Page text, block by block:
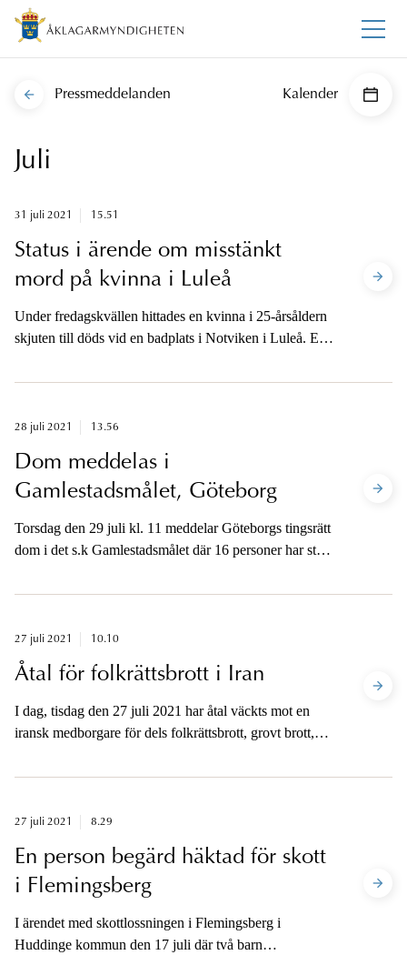
Pressmeddelanden Kalender
Juli
31 juli 2021 15.51
Status i ärende om misstänkt
mord på kvinna i Luleå
Under fredagskvällen hittades en kvinna i 25-årsåldern
skjuten till döds vid en badplats i Notviken i Luleå. En
lördag och är nu anhållen på sannolika skäl misstänkt
någon fara för allmänheten föreligger inte, enligt
28 juli 2021 13.56
Dom meddelas i
Gamlestadsmålet, Göteborg
Torsdag den 29 juli kl. 11 meddelar Göteborgs tingsrätt
dom i det s.k Gamlestadsmålet där 16 personer har stått
till mord inom en av konflikterna i Biskopsgården i
media på telefon för att kommentera domen.
27 juli 2021 10.10
Åtal för folkrättsbrott i Iran
I dag, tisdag den 27 juli 2021 har åtal väckts mot en
iransk medborgare för dels folkrättsbrott, grovt brott,
Kristina Lindhoff Carleson och Martina Winslow är
27 juli 2021 8.29
En person begärd häktad för skott
i Flemingsberg
I ärendet med skottlossningen i Flemingsberg i
Huddinge kommun den 17 juli där två barn